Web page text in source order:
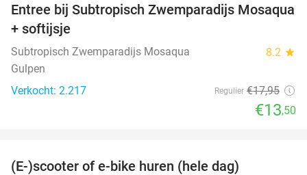
25%
Entree bij Subtropisch Zwemparadijs Mosaqua
+ softijsje
Subtropisch Zwemparadijs Mosaqua 8.2 star
Gulpen
Verkocht: 2.217
Regulier €17,95
€13,50
(E-)scooter of e-bike huren (hele dag)